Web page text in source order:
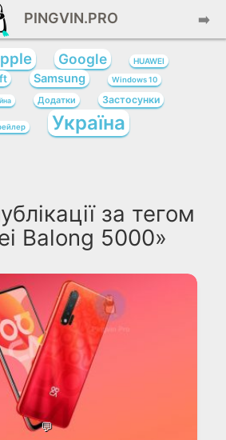
PINGVIN.PRO ➡️
Google HUAWEI
Samsung Windows 10
Додатки Застосунки
Україна
за тегом
Balong 5000»
💬